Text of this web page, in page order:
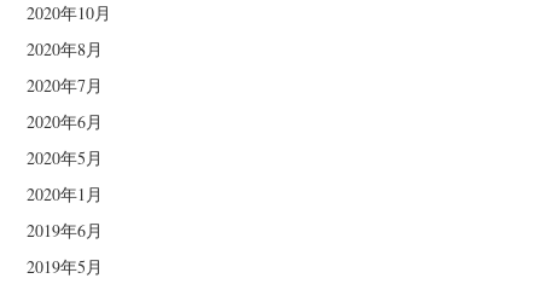
2020年10月
2020年8月
2020年7月
2020年6月
2020年5月
2020年1月
2019年6月
2019年5月